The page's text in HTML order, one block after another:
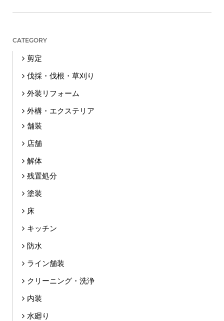
CATEGORY
剪定
伐採・伐根・草刈り
外装リフォーム
外構・エクステリア
舗装
店舗
解体
残置処分
塗装
床
キッチン
防水
ライン舗装
クリーニング・洗浄
内装
水廻り